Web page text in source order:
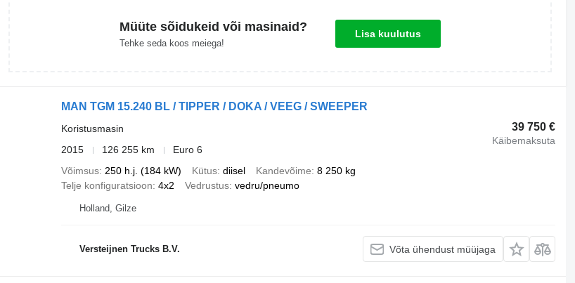
Müüte sõidukeid või masinaid?
Tehke seda koos meiega!
Lisa kuulutus
MAN TGM 15.240 BL / TIPPER / DOKA / VEEG / SWEEPER
39 750 €
Käibemaksuta
Koristusmasin
2015
126 255 km
Euro 6
Võimsus 250 h.j. (184 kW) Kütus diisel Kandevõime 8 250 kg
Telje konfiguratsioon 4x2 Vedrustus vedru/pneumo
Holland, Gilze
Versteijnen Trucks B.V. Võta ühendust müüjaga